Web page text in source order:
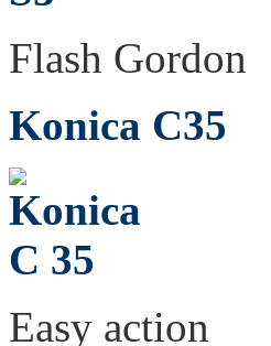
Flash Gordon
Konica C35
Easy action